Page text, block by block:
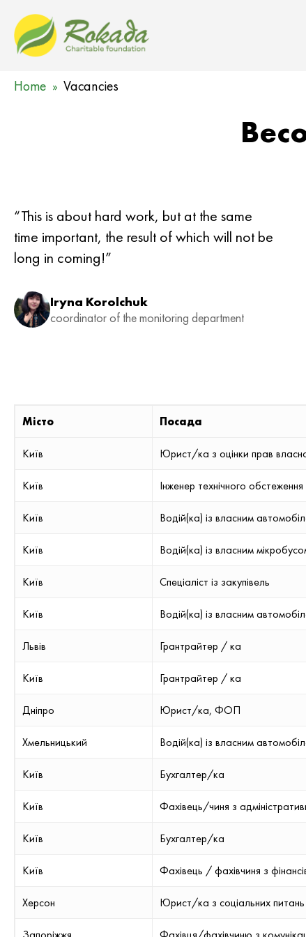
Home Vacancies
“This is about hard work, but at the same
time important, the result of which will not be
long in coming!”
Iryna Korolchuk
coordinator of the monitoring department
Місто Посада
Київ Юрист/ка з оцінки прав
Київ Інженер технічного обстеження
Київ Водій(ка) із власним
Київ Водій(ка) із власним
Київ Спеціаліст із закупівель
Київ Водій(ка) із власним
Львів Грантрайтер / ка
Київ Грантрайтер / ка
Дніпро Юрист/ка, ФОП
Хмельницький Водій(ка) із власним
Київ Бухгалтер/ка
Київ Фахівець/чиня з
Київ Бухгалтер/ка
Київ Фахівець / фахівчиня з
Херсон Юрист/ка з соціальних питань